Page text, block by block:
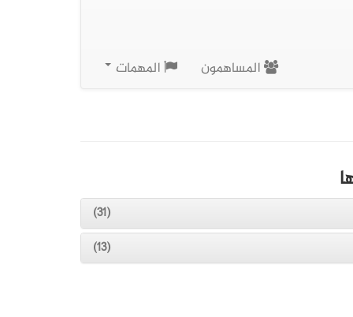
المساهمون المهمات
(31)
(13)